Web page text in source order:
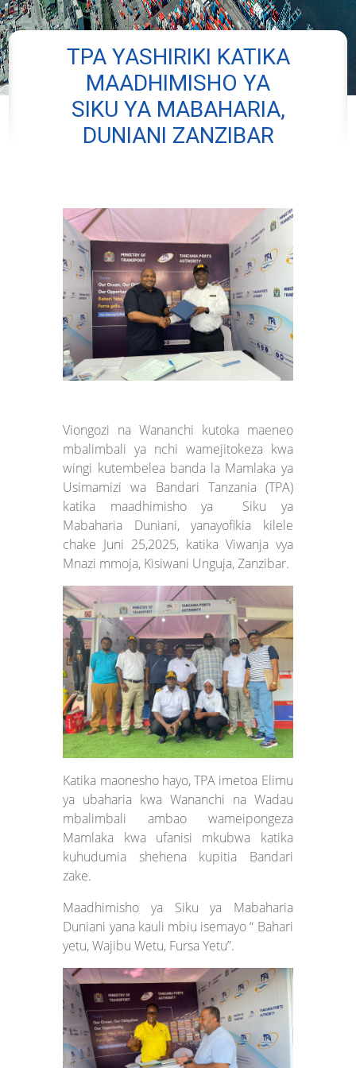
TPA YASHIRIKI KATIKA
MAADHIMISHO YA
SIKU YA MABAHARIA,
DUNIANI ZANZIBAR
Viongozi na Wananchi kutoka maeneo
mbalimbali ya nchi wamejitokeza kwa
wingi kutembelea banda la Mamlaka ya
Usimamizi wa Bandari Tanzania (TPA)
katika maadhimisho ya Siku ya
Mabaharia Duniani, yanayofikia kilele
chake Juni 25,2025, katika Viwanja vya
Mnazi mmoja, Kisiwani Unguja, Zanzibar.
Katika maonesho hayo, TPA imetoa Elimu
ya ubaharia kwa Wananchi na Wadau
mbalimbali ambao wameipongeza
Mamlaka kwa ufanisi mkubwa katika
kuhudumia shehena kupitia Bandari
zake.
Maadhimisho ya Siku ya Mabaharia
Duniani yana kauli mbiu isemayo “ Bahari
yetu, Wajibu Wetu, Fursa Yetu”.